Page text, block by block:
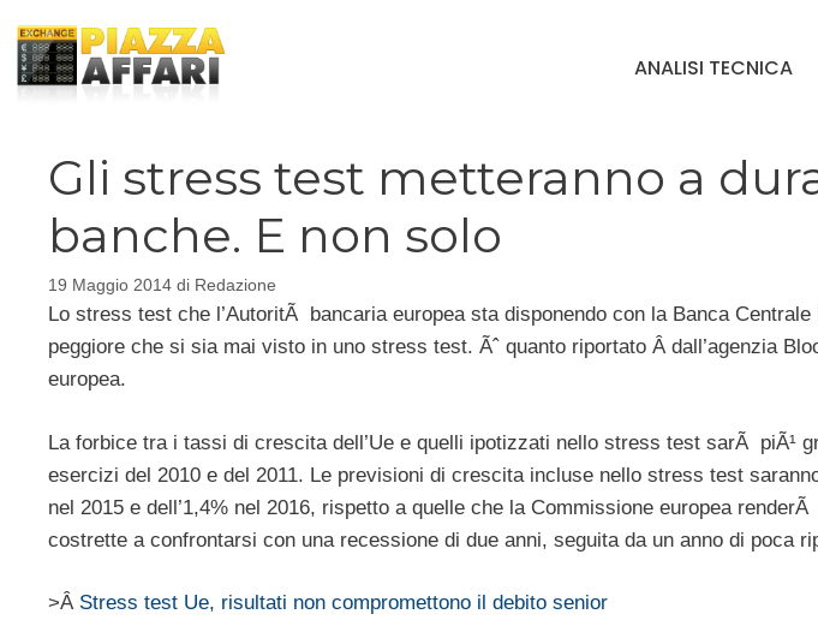
contenuto
ANALISI TECNICA
Gli stress test metteranno a
banche. E non solo
19 Maggio 2014 di Redazione
Lo stress test che l’AutoritÃ bancaria europea sta disponendo con la Banca
peggiore che si sia mai visto in uno stress test. Ãˆ quanto riportato Â dall’agenzia
europea.
La forbice tra i tassi di crescita dell’Ue e quelli ipotizzati nello stress test sarÃ piÃ¹
esercizi del 2010 e del 2011. Le previsioni di crescita incluse nello stress test
nel 2015 e dell’1,4% nel 2016, rispetto a quelle che la Commissione europea
costrette a confrontarsi con una recessione di due anni, seguita da un anno di poca
>Â Stress test Ue, risultati non compromettono il debito senior